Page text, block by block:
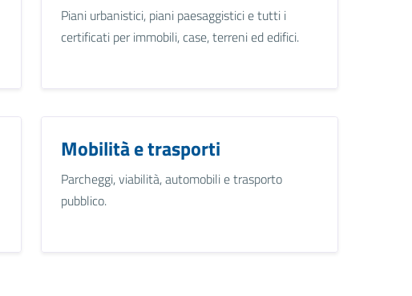
Piani urbanistici, piani paesaggistici e tutti i
certificati per immobili, case, terreni ed edifici.
Mobilità e trasporti
Parcheggi, viabilità, automobili e trasporto
pubblico.